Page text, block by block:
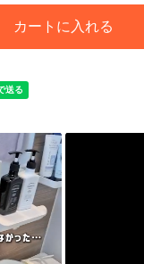
カートに入れる